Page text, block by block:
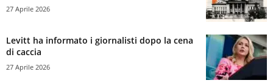
27 Aprile 2026
Levitt ha informato i giornalisti dopo la cena
di caccia
27 Aprile 2026